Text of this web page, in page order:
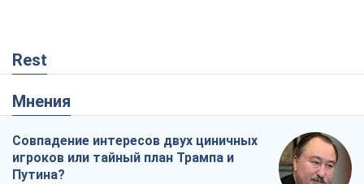
Rest
Мнения
Совпадение интересов двух циничных
игроков или тайный план Трампа и
Путина?